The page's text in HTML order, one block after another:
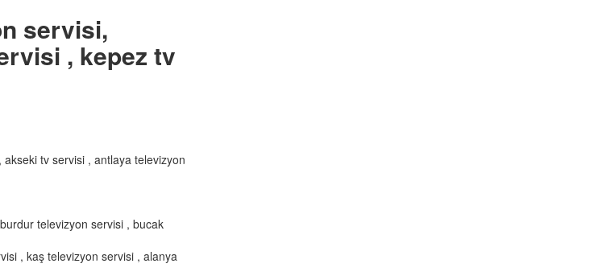
servisi,
, kepez tv
tv servisi , antlaya televizyon
televizyon servisi , bucak
, kaş televizyon servisi , alanya